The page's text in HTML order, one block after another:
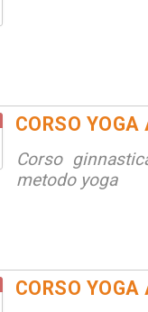
CORSO
Corso
metodo yoga
CORSO